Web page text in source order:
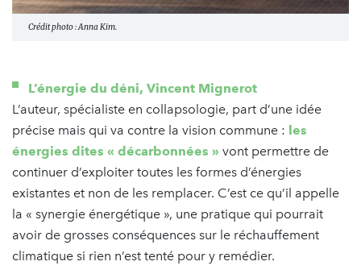
Crédit photo : Anna Kim.
L’énergie du déni, Vincent Mignerot
L’auteur, spécialiste en collapsologie, part d’une idée
précise mais qui va contre la vision commune : les
énergies dites « décarbonnées » vont permettre de
continuer d’exploiter toutes les formes d’énergies
existantes et non de les remplacer. C’est ce qu’il appelle
la « synergie énergétique », une pratique qui pourrait
avoir de grosses conséquences sur le réchauffement
climatique si rien n’est tenté pour y remédier.